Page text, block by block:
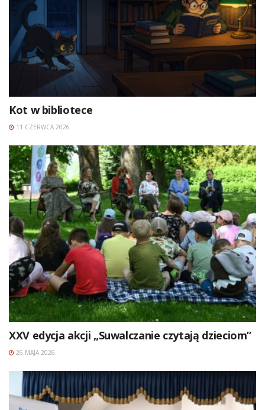
Kot w bibliotece
11 CZERWCA 2026
XXV edycja akcji „Suwalczanie czytają dzieciom”
26 MAJA 2026